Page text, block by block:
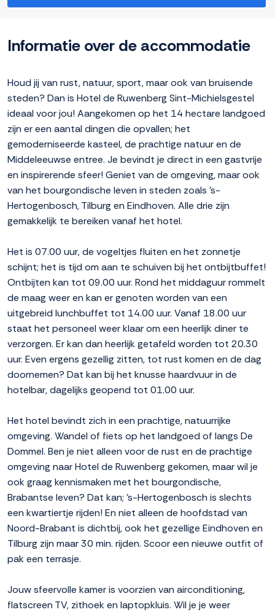
Informatie over de accommodatie
Houd jij van rust, natuur, sport, maar ook van bruisende
steden? Dan is Hotel de Ruwenberg Sint-Michielsgestel
ideaal voor jou! Aangekomen op het 14 hectare landgoed
zijn er een aantal dingen die opvallen; het
gemoderniseerde kasteel, de prachtige natuur en de
Middeleeuwse entree. Je bevindt je direct in een gastvrije
en inspirerende sfeer! Geniet van de omgeving, maar ook
van het bourgondische leven in steden zoals 's-
Hertogenbosch, Tilburg en Eindhoven. Alle drie zijn
gemakkelijk te bereiken vanaf het hotel.
Het is 07.00 uur, de vogeltjes fluiten en het zonnetje
schijnt; het is tijd om aan te schuiven bij het ontbijtbuffet!
Ontbijten kan tot 09.00 uur. Rond het middaguur rommelt
de maag weer en kan er genoten worden van een
uitgebreid lunchbuffet tot 14.00 uur. Vanaf 18.00 uur
staat het personeel weer klaar om een heerlijk diner te
verzorgen. Er kan dan heerlijk getafeld worden tot 20.30
uur. Even ergens gezellig zitten, tot rust komen en de dag
doornemen? Dat kan bij het knusse haardvuur in de
hotelbar, dagelijks geopend tot 01.00 uur.
Het hotel bevindt zich in een prachtige, natuurrijke
omgeving. Wandel of fiets op het landgoed of langs De
Dommel. Ben je niet alleen voor de rust en de prachtige
omgeving naar Hotel de Ruwenberg gekomen, maar wil je
ook graag kennismaken met het bourgondische,
Brabantse leven? Dat kan; 's-Hertogenbosch is slechts
een kwartiertje rijden! En niet alleen de hoofdstad van
Noord-Brabant is dichtbij, ook het gezellige Eindhoven en
Tilburg zijn maar 30 min. rijden. Scoor een nieuwe outfit of
pak een terrasje.
Jouw sfeervolle kamer is voorzien van airconditioning,
flatscreen TV, zithoek en laptopkluis. Wil je je weer